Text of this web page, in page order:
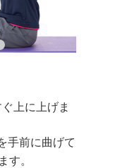
上に上げま
手前に曲げて
す。